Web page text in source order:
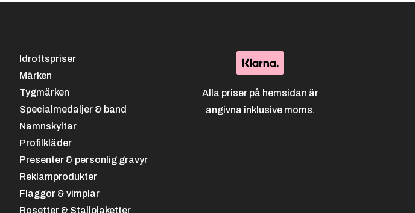
Idrottspriser
Märken
Tygmärken
Specialmedaljer & band
Namnskyltar
Profilkläder
Presenter & personlig gravyr
Reklamprodukter
Flaggor & vimplar
Rosetter & Stallplaketter
Alla priser på hemsidan är
angivna inklusive moms.